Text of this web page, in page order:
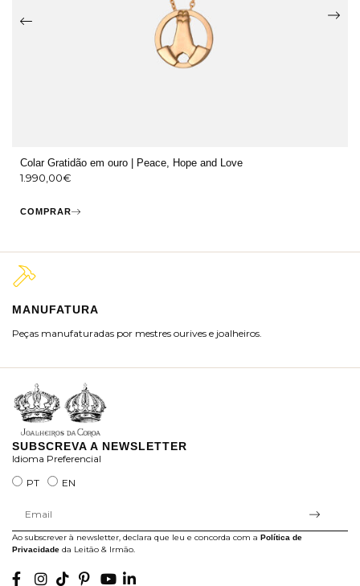
Colar Gratidão em ouro | Peace, Hope and Love
1.990,00€
COMPRAR
MANUFATURA
Peças manufaturadas por mestres ourives e joalheiros.
SUBSCREVA A NEWSLETTER
Idioma Preferencial
PT
EN
Ao subscrever à newsletter, declara que leu e concorda com a Política de
Privacidade da Leitão & Irmão.